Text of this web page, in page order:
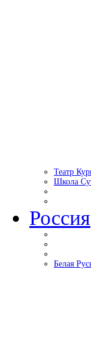
Театр
Школа
Россия
Белая